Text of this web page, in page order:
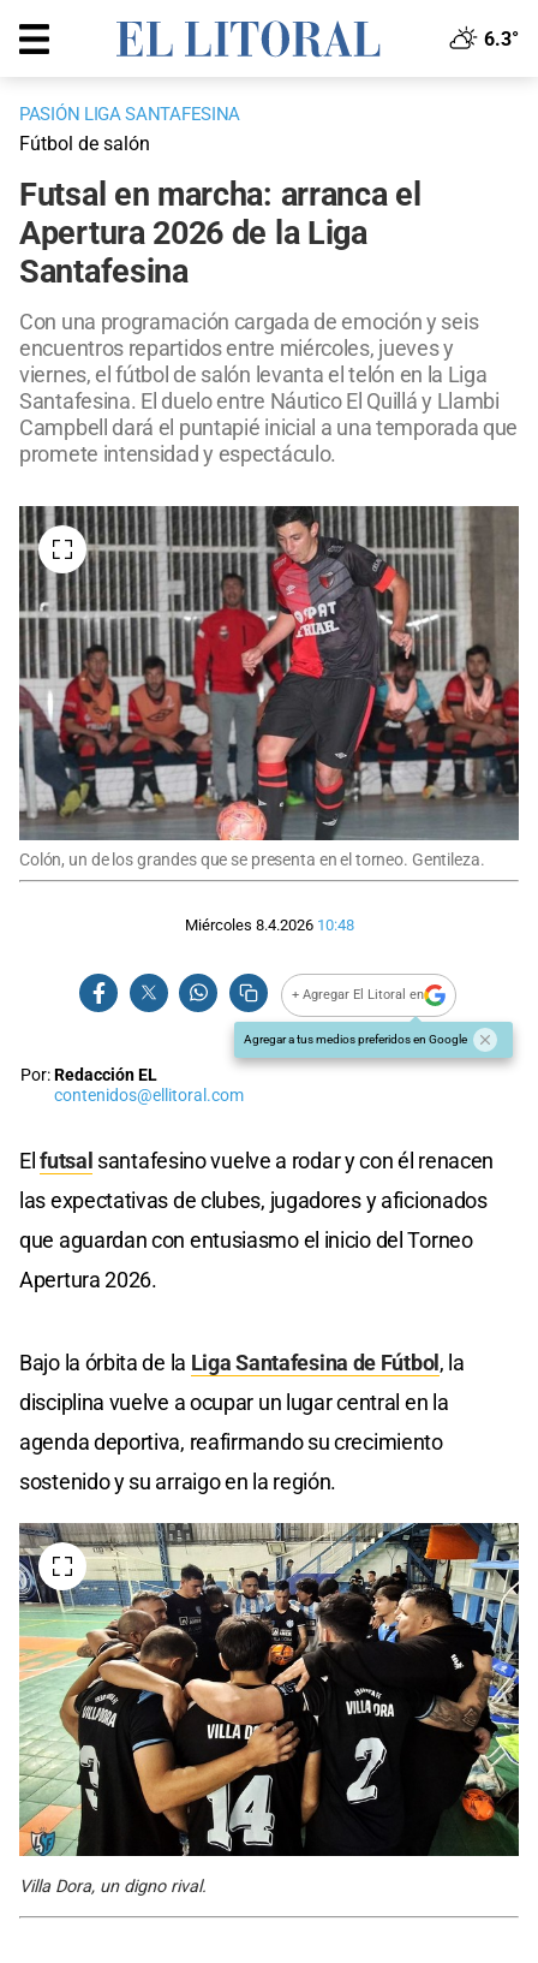
6.3°
PASIÓN LIGA SANTAFESINA
Fútbol de salón
Futsal en marcha: arranca el
Apertura 2026 de la Liga
Santafesina
Con una programación cargada de emoción y seis
encuentros repartidos entre miércoles, jueves y
viernes, el fútbol de salón levanta el telón en la Liga
Santafesina. El duelo entre Náutico El Quillá y Llambi
Campbell dará el puntapié inicial a una temporada que
promete intensidad y espectáculo.
Colón, un de los grandes que se presenta en el torneo. Gentileza.
Miércoles 8.4.2026 10:48
+ Agregar El Litoral en
Agregar a tus medios preferidos en Google
Por:Redacción EL
contenidos@ellitoral.com
Elfutsal santafesino vuelve a rodar y con él renacen
las expectativas de clubes, jugadores y aficionados
que aguardan con entusiasmo el inicio del Torneo
Apertura 2026.
Bajo la órbita de la Liga Santafesina de Fútbol, la
disciplina vuelve a ocupar un lugar central en la
agenda deportiva, reafirmando su crecimiento
sostenido y su arraigo en la región.
Villa Dora, un digno rival.